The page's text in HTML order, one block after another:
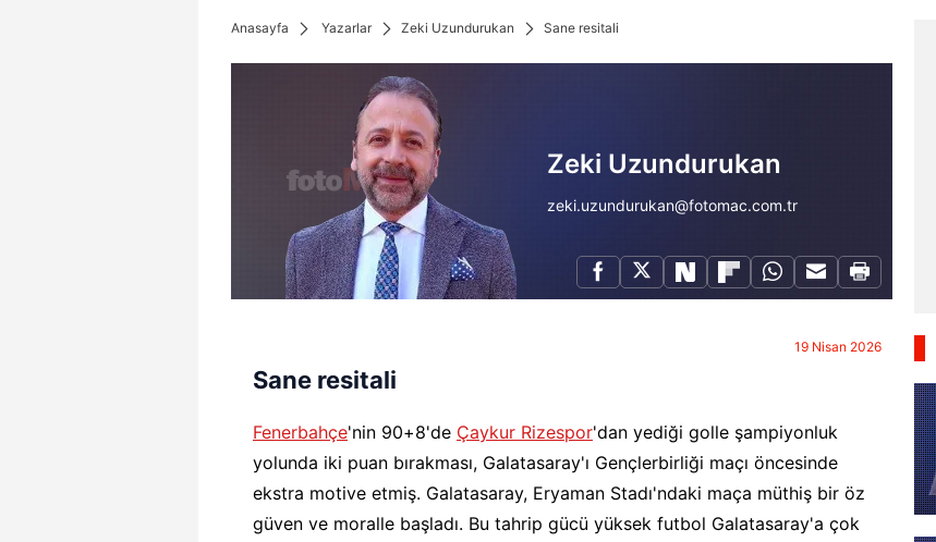
Anasayfa Yazarlar Zeki Uzundurukan Sane resitali
Zeki Uzundurukan
zeki.uzundurukan@fotomac.com.tr
19 Nisan 2026
Sane resitali
Fenerbahçe'nin 90+8'de Çaykur Rizespor'dan yediği golle şampiyonluk
yolunda iki puan bırakması, Galatasaray'ı Gençlerbirliği maçı öncesinde
ekstra motive etmiş. Galatasaray, Eryaman Stadı'ndaki maça müthiş bir öz
güven ve moralle başladı. Bu tahrip gücü yüksek futbol Galatasaray'a çok